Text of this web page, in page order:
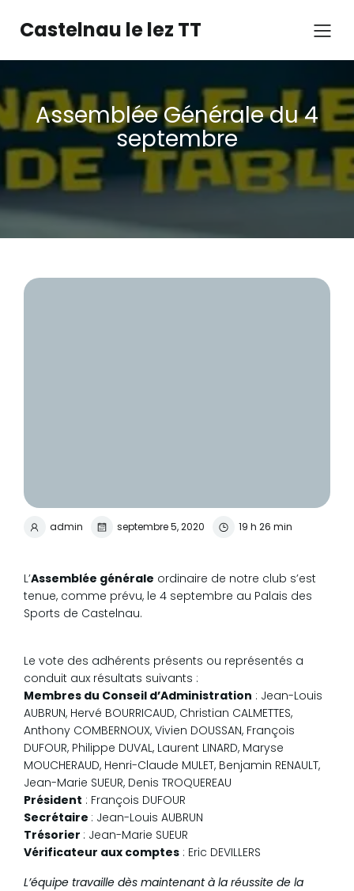
Castelnau le lez TT
Assemblée Générale du 4
septembre
admin septembre 5, 2020 19 h 26 min
L’Assemblée générale ordinaire de notre club s’est
tenue, comme prévu, le 4 septembre au Palais des
Sports de Castelnau.
Le vote des adhérents présents ou représentés a
conduit aux résultats suivants :
Membres du Conseil d’Administration : Jean-Louis
AUBRUN, Hervé BOURRICAUD, Christian CALMETTES,
Anthony COMBERNOUX, Vivien DOUSSAN, François
DUFOUR, Philippe DUVAL, Laurent LINARD, Maryse
MOUCHERAUD, Henri-Claude MULET, Benjamin RENAULT,
Jean-Marie SUEUR, Denis TROQUEREAU
Président : François DUFOUR
Secrétaire : Jean-Louis AUBRUN
Trésorier : Jean-Marie SUEUR
Vérificateur aux comptes : Eric DEVILLERS
L’équipe travaille dès maintenant à la réussite de la